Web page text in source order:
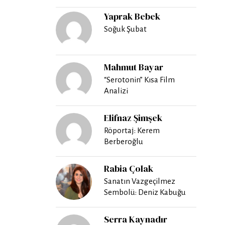
Yaprak Bebek
Soğuk Şubat
Mahmut Bayar
“Serotonin” Kısa Film
Analizi
Elifnaz Şimşek
Röportaj: Kerem
Berberoğlu
Rabia Çolak
Sanatın Vazgeçilmez
Sembolü: Deniz Kabuğu
Serra Kaynadır